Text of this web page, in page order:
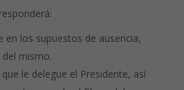
en los supuestos de ausencia,
mismo.
le delegue el Presidente, así